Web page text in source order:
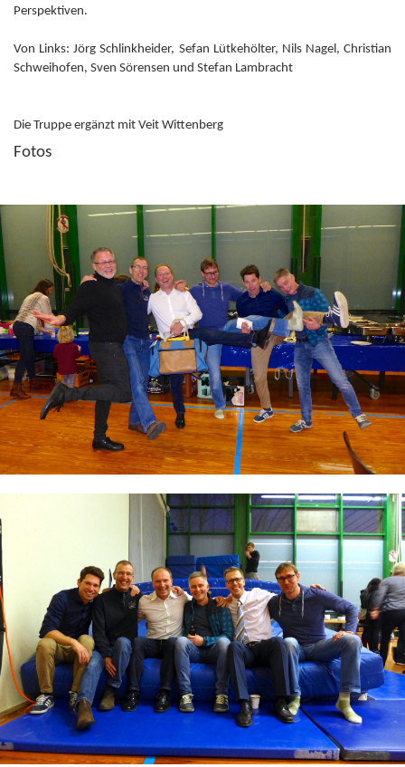
Perspektiven.
Von Links: Jörg Schlinkheider, Sefan Lütkehölter, Nils Nagel, Christian
Schweihofen, Sven Sörensen und Stefan Lambracht
Die Truppe ergänzt mit Veit Wittenberg
Fotos